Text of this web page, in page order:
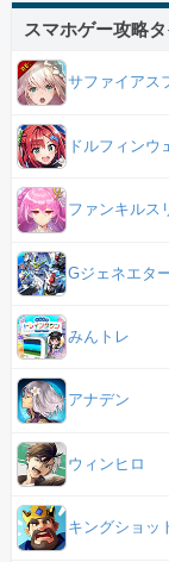
スマホゲー攻略
サファイアス
ドルフィンウ
ファンキルス
Gジェネエタ
みんトレ
アナデン
ウィンヒロ
キングショッ